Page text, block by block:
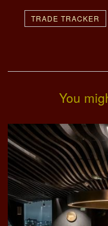
TRADE TRACKER
You